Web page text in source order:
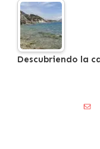
Descubriendo la